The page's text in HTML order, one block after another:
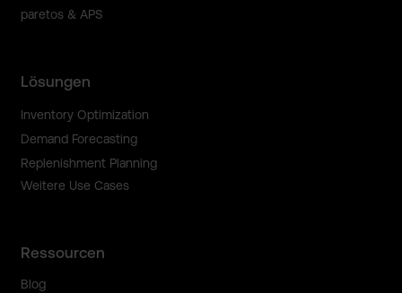
paretos & APS
Lösungen
Inventory Optimization
Demand Forecasting
Replenishment Planning
Weitere Use Cases
Ressourcen
Blog